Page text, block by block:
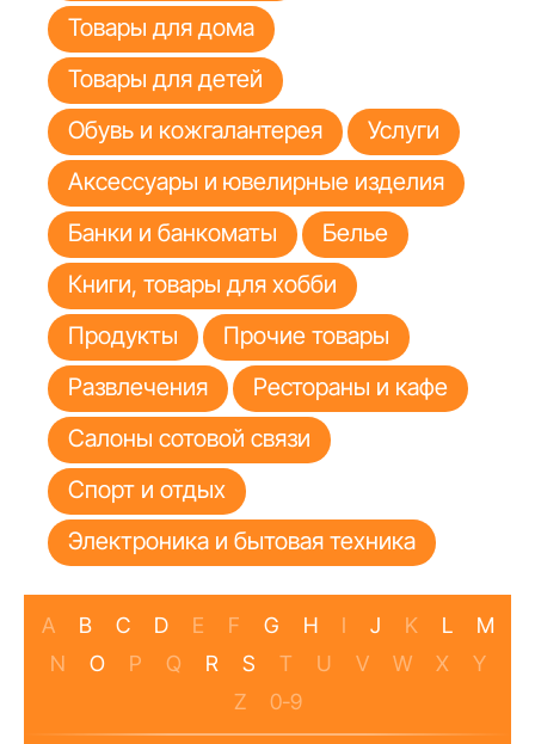
Товары для дома
Товары для детей
Обувь и кожгалантерея
Услуги
Аксессуары и ювелирные изделия
Банки и банкоматы
Белье
Книги, товары для хобби
Продукты
Прочие товары
Развлечения
Рестораны и кафе
Салоны сотовой связи
Спорт и отдых
Электроника и бытовая техника
A B C D E F G H I J K L
M
N
O P Q R S T U V W X
Y
Z
0-9